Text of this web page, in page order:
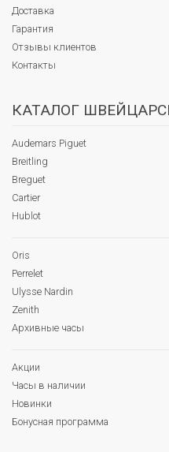
Доставка
Гарантия
Отзывы клиентов
Контакты
КАТАЛОГ
Audemars Piguet
Breitling
Breguet
Cartier
Hublot
Oris
Perrelet
Ulysse Nardin
Zenith
Архивные часы
Акции
Часы в наличии
Новинки
Бонусная программа